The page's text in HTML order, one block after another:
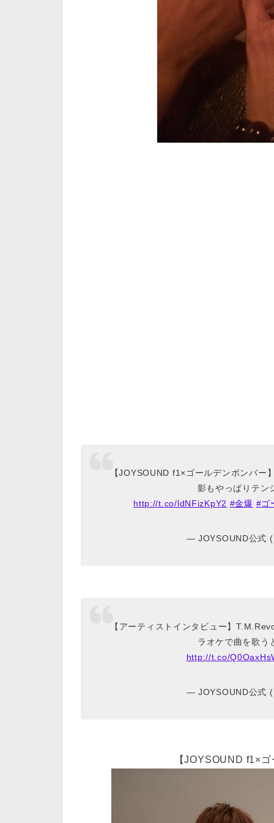
【JOYSOUND f1×ゴールデンボンバー
影もやっぱりテン
http://t.co/ldNFizKpY2 #金爆 #ゴ
— JOYSOUND公式
【アーティストインタビュー】
ラオケで曲を歌う
http://t.co/
— JOYSOUND公式
【JOYSOUND f1×